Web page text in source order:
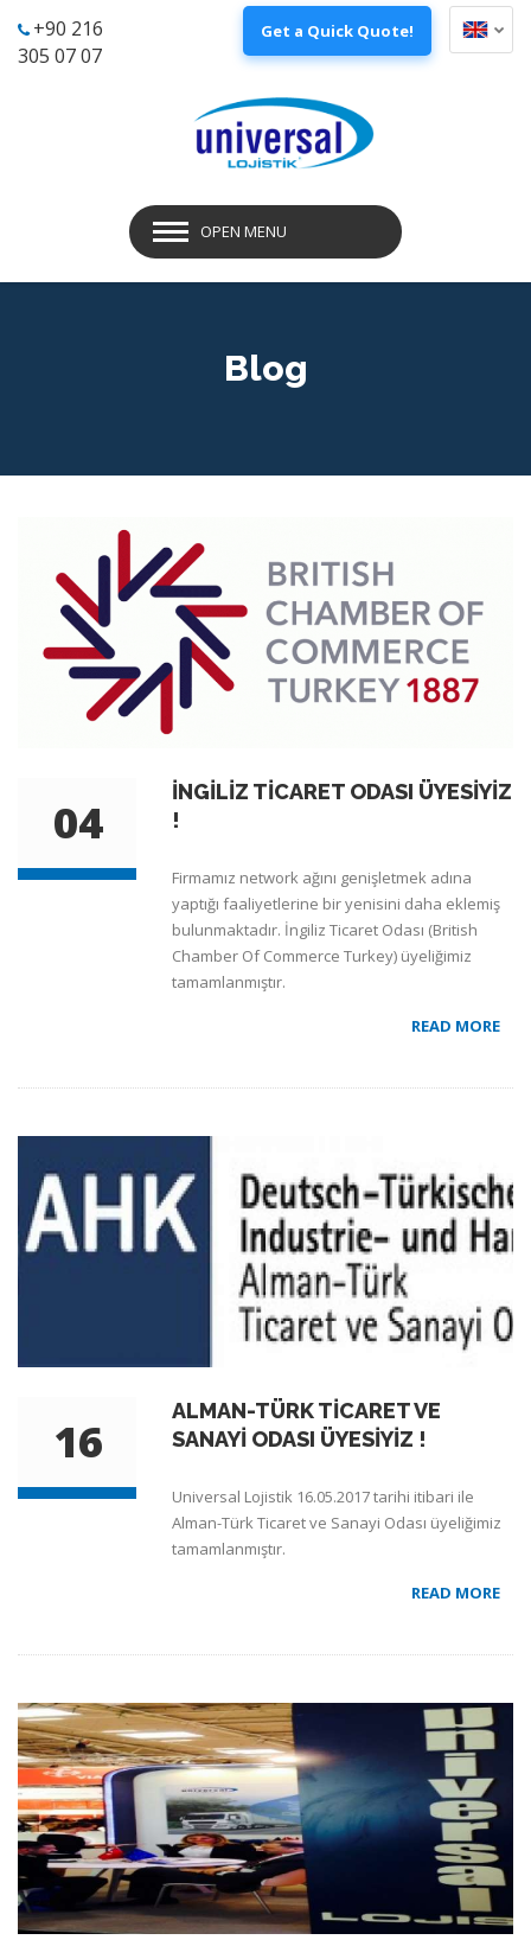
+90 216
305 07 07
Get a Quick Quote!
OPEN MENU
Blog
04
İNGİLİZ TİCARET ODASI ÜYESİYİZ
!
Firmamız network ağını genişletmek adına
yaptığı faaliyetlerine bir yenisini daha eklemiş
bulunmaktadır. İngiliz Ticaret Odası (British
Chamber Of Commerce Turkey) üyeliğimiz
tamamlanmıştır.
READ MORE
16
ALMAN-TÜRK TİCARET VE
SANAYİ ODASI ÜYESİYİZ !
Universal Lojistik 16.05.2017 tarihi itibari ile
Alman-Türk Ticaret ve Sanayi Odası üyeliğimiz
tamamlanmıştır.
READ MORE